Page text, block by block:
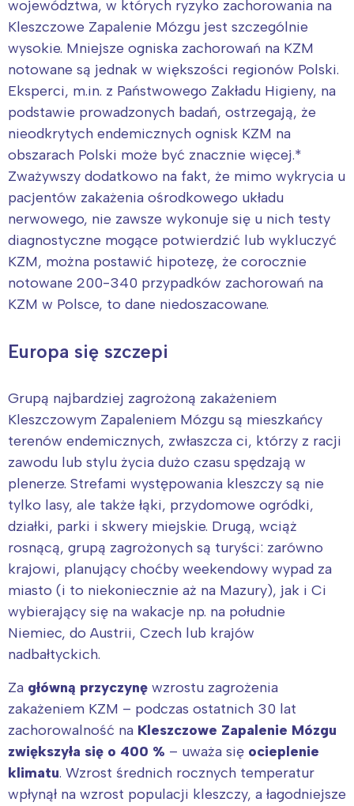
województwa, w których ryzyko zachorowania na
Kleszczowe Zapalenie Mózgu jest szczególnie
wysokie. Mniejsze ogniska zachorowań na KZM
notowane są jednak w większości regionów Polski.
Eksperci, m.in. z Państwowego Zakładu Higieny, na
podstawie prowadzonych badań, ostrzegają, że
nieodkrytych endemicznych ognisk KZM na
obszarach Polski może być znacznie więcej.*
Zważywszy dodatkowo na fakt, że mimo wykrycia u
pacjentów zakażenia ośrodkowego układu
nerwowego, nie zawsze wykonuje się u nich testy
diagnostyczne mogące potwierdzić lub wykluczyć
KZM, można postawić hipotezę, że corocznie
notowane 200-340 przypadków zachorowań na
KZM w Polsce, to dane niedoszacowane.
Europa się szczepi
Grupą najbardziej zagrożoną zakażeniem
Kleszczowym Zapaleniem Mózgu są mieszkańcy
terenów endemicznych, zwłaszcza ci, którzy z racji
zawodu lub stylu życia dużo czasu spędzają w
plenerze. Strefami występowania kleszczy są nie
tylko lasy, ale także łąki, przydomowe ogródki,
działki, parki i skwery miejskie. Drugą, wciąż
rosnącą, grupą zagrożonych są turyści: zarówno
krajowi, planujący choćby weekendowy wypad za
miasto (i to niekoniecznie aż na Mazury), jak i Ci
wybierający się na wakacje np. na południe
Niemiec, do Austrii, Czech lub krajów
nadbałtyckich.
Za główną przyczynę wzrostu zagrożenia
zakażeniem KZM – podczas ostatnich 30 lat
zachorowalność na Kleszczowe Zapalenie Mózgu
zwiększyła się o 400 % – uważa się ocieplenie
klimatu. Wzrost średnich rocznych temperatur
wpłynął na wzrost populacji kleszczy, a łagodniejsze